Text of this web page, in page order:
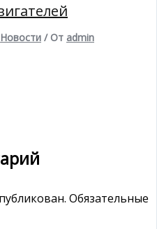
Новости / От admin
Обязательные